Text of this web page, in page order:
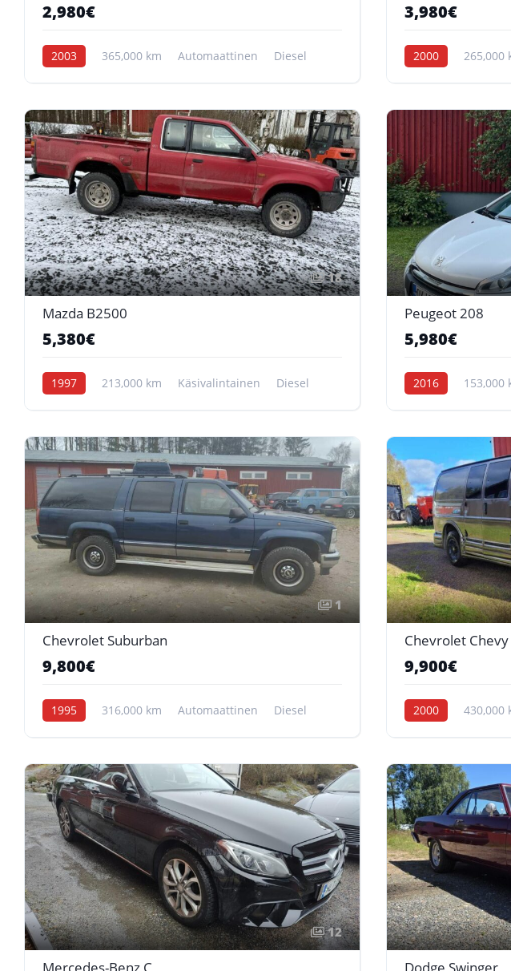
2,980€
2003 365,000 km Automaattinen Diesel
3,980€
2000 265,000
18
Mazda B2500
5,380€
1997 213,000 km Käsivalintainen Diesel
Peugeot 208
5,980€
2016 153,000
1
Chevrolet Suburban
9,800€
1995 316,000 km Automaattinen Diesel
Chevrolet Chevy
9,900€
2000 430,000
12